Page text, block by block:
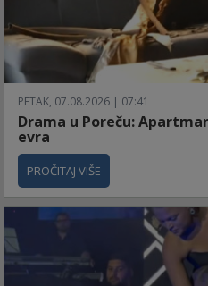
PETAK, 07.08.2026 | 07:41
Drama u Poreču:
evra
PROČITAJ VIŠE